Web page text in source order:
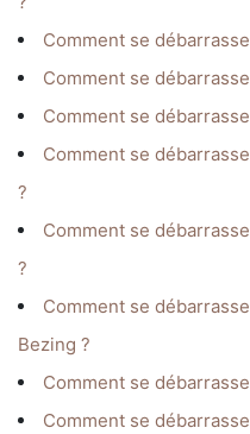
Comment se
Comment se
Comment se
Comment se
?
Comment se
?
Comment se
Bezing ?
Comment se
Comment se